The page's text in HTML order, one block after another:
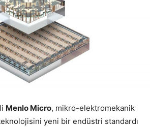
Menlo Micro, mikro-elektromekanik
yeni bir endüstri standardı